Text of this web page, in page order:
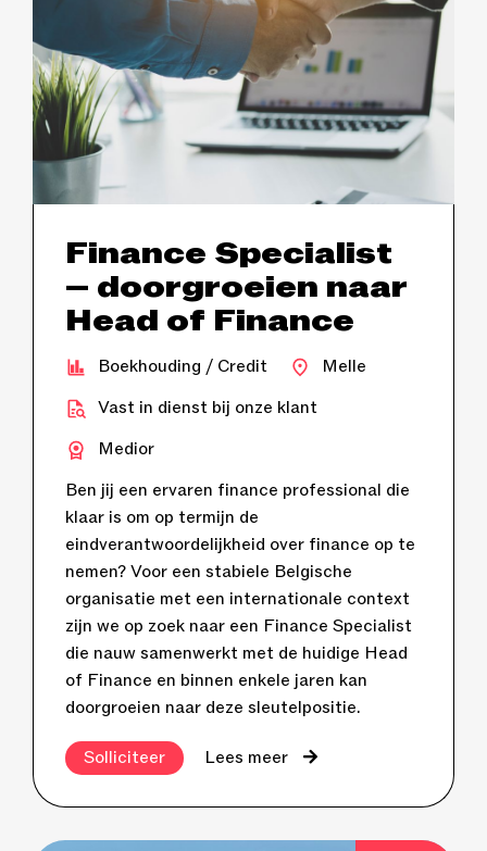
Finance Specialist
– doorgroeien naar
Head of Finance
Boekhouding / Credit
Melle
Vast in dienst bij onze klant
Medior
Ben jij een ervaren finance professional die
klaar is om op termijn de
eindverantwoordelijkheid over finance op te
nemen? Voor een stabiele Belgische
organisatie met een internationale context
zijn we op zoek naar een Finance Specialist
die nauw samenwerkt met de huidige Head
of Finance en binnen enkele jaren kan
doorgroeien naar deze sleutelpositie.
Solliciteer Lees meer